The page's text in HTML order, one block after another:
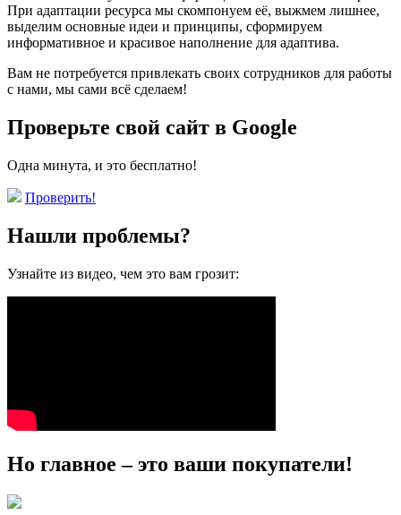
При адаптации ресурса мы скомпонуем её, выжмем лишнее,
выделим основные идеи и принципы, сформируем
информативное и красивое наполнение для адаптива.
Вам не потребуется привлекать своих сотрудников для работы
с нами, мы сами всё сделаем!
Проверьте свой сайт в Google
Одна минута, и это бесплатно!
Проверить!
Нашли проблемы?
Узнайте из видео, чем это вам грозит:
Но главное – это ваши покупатели!